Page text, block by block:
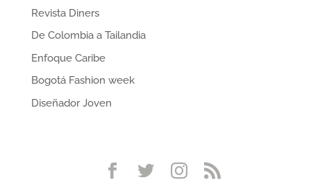
Revista Diners
De Colombia a Tailandia
Enfoque Caribe
Bogotá Fashion week
Diseñador Joven